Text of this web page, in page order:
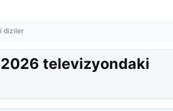
diziler
2026 televizyondaki